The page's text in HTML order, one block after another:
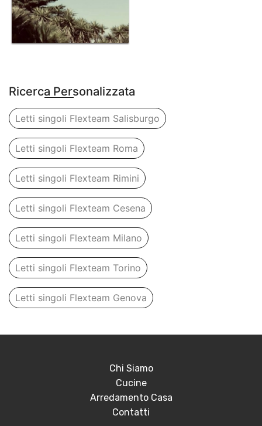
Ricerca Personalizzata
Letti singoli Flexteam Salisburgo
Letti singoli Flexteam Roma
Letti singoli Flexteam Rimini
Letti singoli Flexteam Cesena
Letti singoli Flexteam Milano
Letti singoli Flexteam Torino
Letti singoli Flexteam Genova
Chi Siamo
Cucine
Arredamento Casa
Contatti